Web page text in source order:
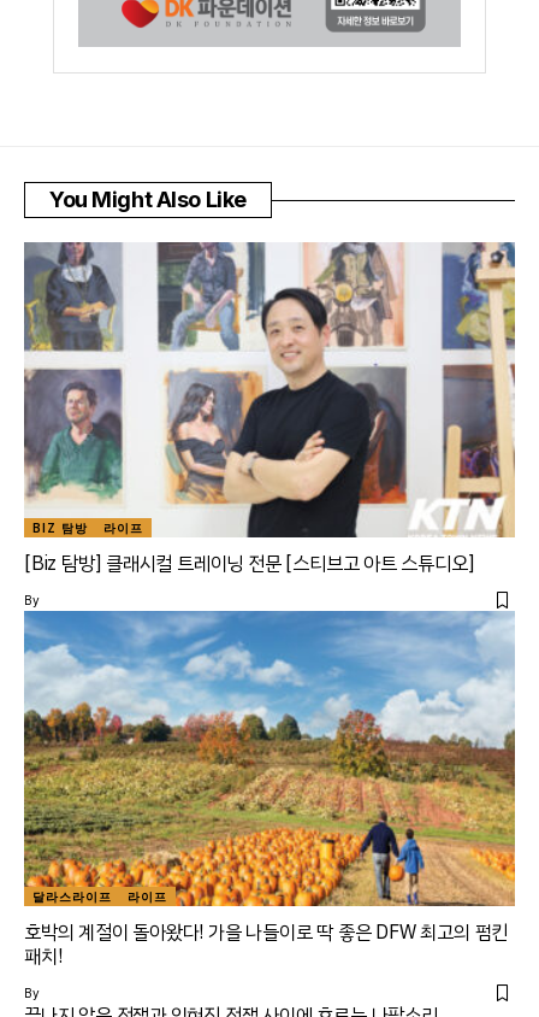
You Might Also Like
BIZ 탐방 라이프
[Biz 탐방] 클래시컬 트레이닝 전문 [스티브고 아트 스튜디오]
By
달라스라이프 라이프
호박의 계절이 돌아왔다! 가을 나들이로 딱 좋은 DFW 최고의 펌킨
패치!
By